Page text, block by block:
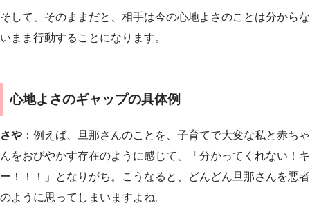
そして、そのままだと、相手は今の心地よさのことは分からな
いまま行動することになります。
心地よさのギャップの具体例
さや ：例えば、旦那さんのことを、子育てで大変な私と赤ちゃ
んをおびやかす存在のように感じて、「分かってくれない！キ
ー！！！」となりがち。こうなると、どんどん旦那さんを悪者
のように思ってしまいますよね。